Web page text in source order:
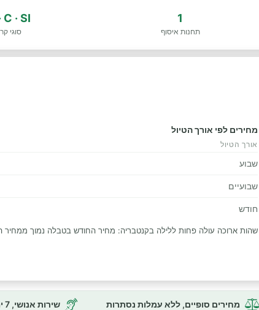
1
תחנות איסוף
C · SI
סוגי
מחירים לפי אורך הטיול
אורך הטיול
שבוע
שבועיים
חודש
שהות ארוכה עולה פחות ללילה בקנטבריה: מחיר החודש בטבלה נמוך ממחיר
מחירים סופיים, ללא עמלות נסתרות שירות אנושי, 7 ימים בשבוע